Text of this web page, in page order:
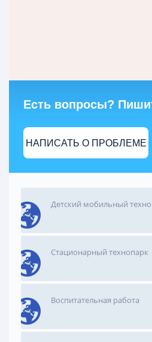
Есть вопросы?
НАПИСАТЬ О ПРОБЛЕМЕ
Детский мобильный
Стационарный технопарк
Воспитательная работа